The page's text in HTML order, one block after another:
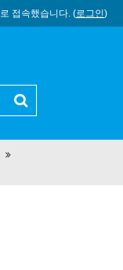
접속했습니다. (로그인)